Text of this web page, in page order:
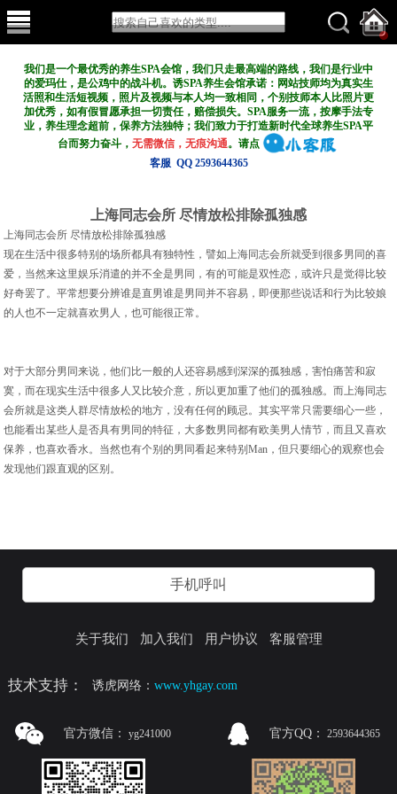
我们是一个最优秀的养生SPA会馆，我们只走最高端的路线，我们是行业中
的爱玛仕，是公鸡中的战斗机。诱SPA养生会馆承诺：网站技师均为真实生
活照和生活短视频，照片及视频与本人均一致相同，个别技师本人比照片更
加优秀，如有假冒愿承担一切责任，赔偿损失。SPA服务一流，按摩手法专
业，养生理念超前，保养方法独特；我们致力于打造新时代全球养生SPA平
台而努力奋斗，无需微信，无痕沟通。请点
客服 QQ 2593644365
上海同志会所 尽情放松排除孤独感
上海同志会所 尽情放松排除孤独感
现在生活中很多特别的场所都具有独特性，譬如上海同志会所就受到很多男同的喜
爱，当然来这里娱乐消遣的并不全是男同，有的可能是双性恋，或许只是觉得比较
好奇罢了。平常想要分辨谁是直男谁是男同并不容易，即便那些说话和行为比较娘
的人也不一定就喜欢男人，也可能很正常。
对于大部分男同来说，他们比一般的人还容易感到深深的孤独感，害怕痛苦和寂
寞，而在现实生活中很多人又比较介意，所以更加重了他们的孤独感。而上海同志
会所就是这类人群尽情放松的地方，没有任何的顾忌。其实平常只需要细心一些，
也能看出某些人是否具有男同的特征，大多数男同都有欧美男人情节，而且又喜欢
保养，也喜欢香水。当然也有个别的男同看起来特别Man，但只要细心的观察也会
发现他们跟直观的区别。
手机呼叫
关于我们 加入我们 用户协议 客服管理
技术支持： 诱虎网络：www.yhgay.com
官方微信： yg241000 官方QQ： 2593644365